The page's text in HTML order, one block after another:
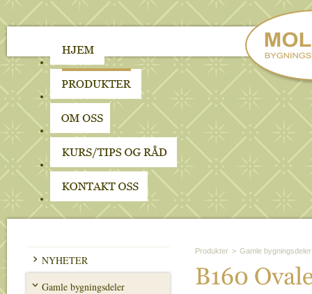
NYHETER
Gamle bygningsdeler
Produkter > Gamle bygningsdeler
B160